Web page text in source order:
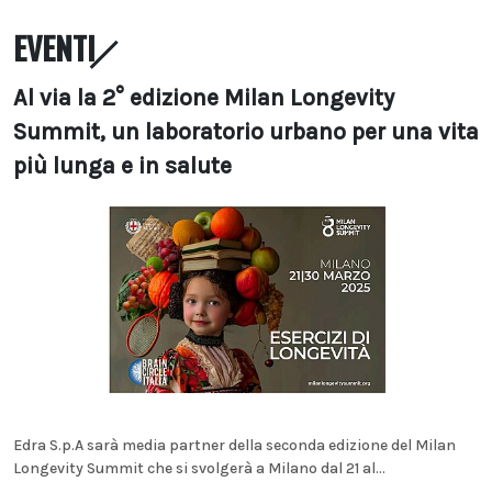
EVENTI
Al via la 2° edizione Milan Longevity
Summit, un laboratorio urbano per una vita
più lunga e in salute
Edra S.p.A sarà media partner della seconda edizione del Milan
Longevity Summit che si svolgerà a Milano dal 21 al...